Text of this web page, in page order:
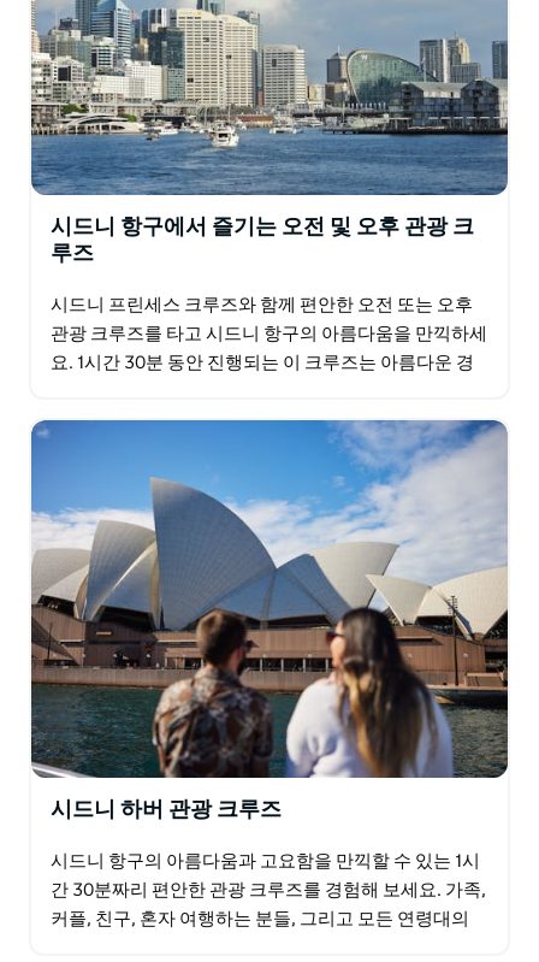
시드니 항구에서 즐기는 오전 및 오후 관광 크
루즈
시드니 프린세스 크루즈와 함께 편안한 오전 또는 오후
관광 크루즈를 타고 시드니 항구의 아름다움을 만끽하세
요. 1시간 30분 동안 진행되는 이 크루즈는 아름다운 경
시드니 하버 관광 크루즈
시드니 항구의 아름다움과 고요함을 만끽할 수 있는 1시
간 30분짜리 편안한 관광 크루즈를 경험해 보세요. 가족,
커플, 친구, 혼자 여행하는 분들, 그리고 모든 연령대의